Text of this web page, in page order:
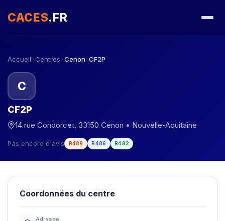
CACES.FR
Accueil › Centres ›Cenon›CF2P
C
CF2P
14 rue Condorcet, 33150 Cenon • Nouvelle-Aquitaine
Pas encore d'avis R489 R486 R482
Coordonnées du centre
Adresse